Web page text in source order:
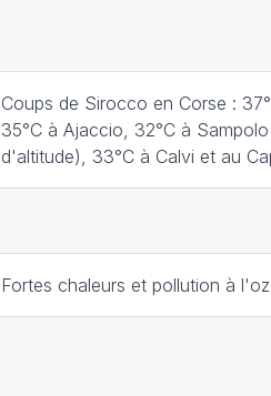
Coups de Sirocco en Corse :
35°C à Ajaccio, 32°C à
d'altitude), 33°C à Calvi et au
Fortes chaleurs et pollution à